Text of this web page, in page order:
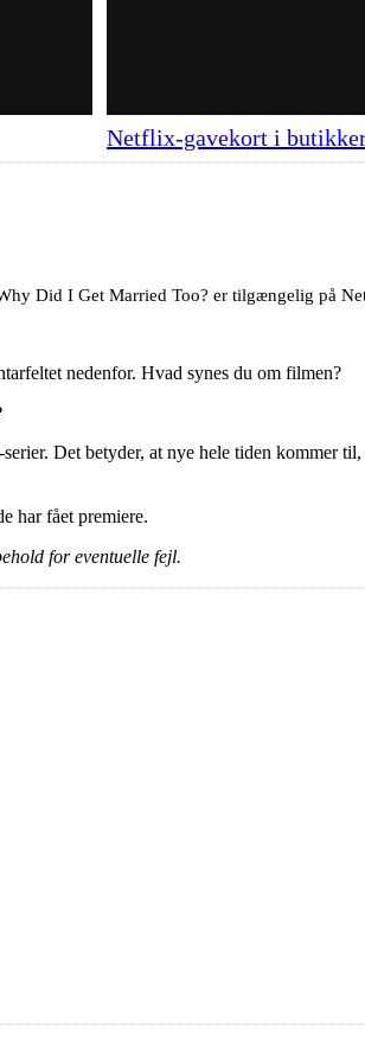
Netflix-gavekort i
Did I Get Married Too? er tilgængelig på
nedenfor. Hvad synes du om filmen?
Det betyder, at nye hele tiden kommer
har fået premiere.
for eventuelle fejl.